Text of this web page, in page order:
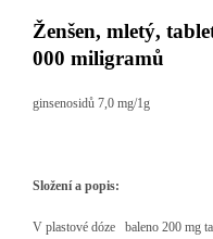
Ženšen, mletý,
000 miligramů
ginsenosidů 7,0 mg/1g
Složení a popis:
V plastové dóze baleno 200 mg